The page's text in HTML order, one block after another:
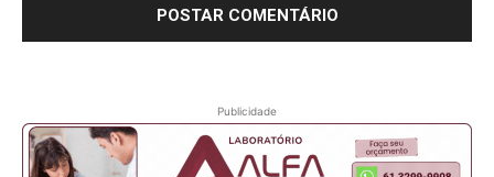
Publicidade